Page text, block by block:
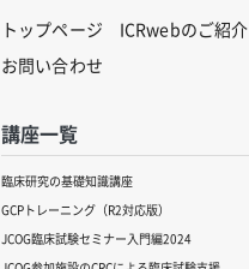
トップページ ICRwebのご紹介
お問い合わせ
講座一覧
臨床研究の基礎知識講座
GCPトレーニング（R2対応版）
JCOG臨床試験セミナー入門編2024